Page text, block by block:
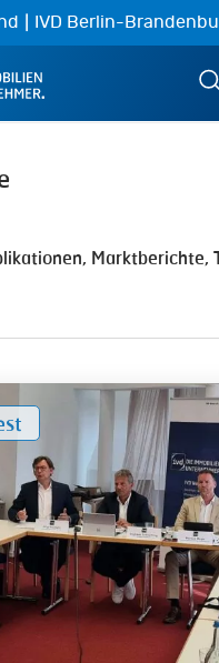
| IVD Berlin-
Marktberichte,